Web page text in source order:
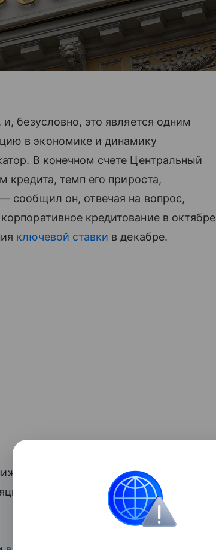
безусловно, это является одним
в экономике и динамику
В конечном счете Центральный
кредита, темп его прироста,
сообщил он, отвечая на вопрос,
кредитование в октябре
ключевой ставки в декабре.
(прогнозов — ИФ). Главное, чтобы
чтобы она нас возвращала